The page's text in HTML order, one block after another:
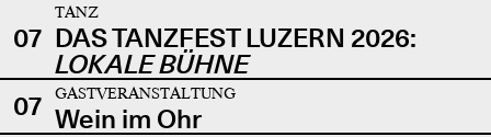
07
TANZ
DAS TANZFEST LUZERN 2026:
LOKALE BÜHNE
07
GASTVERANSTALTUNG
Wein im Ohr